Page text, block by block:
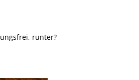
runter?